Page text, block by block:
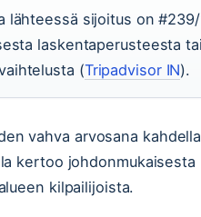
lähteessä sijoitus on #239/
laskentaperusteesta
(Tripadvisor IN).
vahva arvosana kahdella
kertoo johdonmukaisesta
kilpailijoista.